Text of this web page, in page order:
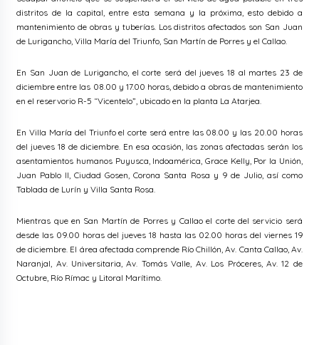
distritos de la capital, entre esta semana y la próxima, esto debido a
mantenimiento de obras y tuberías. Los distritos afectados son San Juan
de Lurigancho, Villa María del Triunfo, San Martín de Porres y el Callao.
En San Juan de Lurigancho, el corte será del jueves 18 al martes 23 de
diciembre entre las 08.00 y 17.00 horas, debido a obras de mantenimiento
en el reservorio R-5 “Vicentelo”, ubicado en la planta La Atarjea.
En Villa María del Triunfo el corte será entre las 08.00 y las 20.00 horas
del jueves 18 de diciembre. En esa ocasión, las zonas afectadas serán los
asentamientos humanos Puyusca, Indoamérica, Grace Kelly, Por la Unión,
Juan Pablo II, Ciudad Gosen, Corona Santa Rosa y 9 de Julio, así como
Tablada de Lurín y Villa Santa Rosa.
Mientras que en San Martín de Porres y Callao el corte del servicio será
desde las 09.00 horas del jueves 18 hasta las 02.00 horas del viernes 19
de diciembre. El área afectada comprende Río Chillón, Av. Canta Callao, Av.
Naranjal, Av. Universitaria, Av. Tomás Valle, Av. Los Próceres, Av. 12 de
Octubre, Río Rímac y Litoral Marítimo.